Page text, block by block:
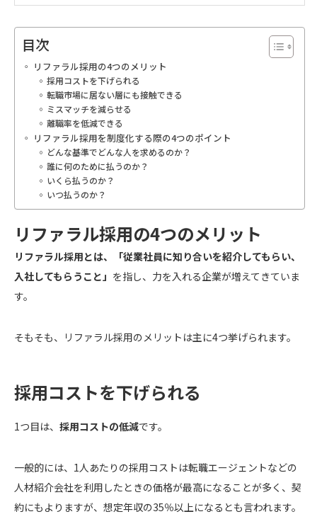
目次
リファラル採用の4つのメリット
採用コストを下げられる
転職市場に居ない層にも接触できる
ミスマッチを減らせる
離職率を低減できる
リファラル採用を制度化する際の4つのポイント
どんな基準でどんな人を求めるのか？
誰に何のために払うのか？
いくら払うのか？
いつ払うのか？
リファラル採用の4つのメリット
リファラル採用とは、「従業社員に知り合いを紹介してもらい、
入社してもらうこと」 を指し、力を入れる企業が増えてきていま
す。
そもそも、リファラル採用のメリットは主に4つ挙げられます。
採用コストを下げられる
1つ目は、 採用コストの低減です。
一般的には、1人あたりの採用コストは転職エージェントなどの
人材紹介会社を利用したときの価格が最高になることが多く、契
約にもよりますが、想定年収の35％以上になるとも言われます。